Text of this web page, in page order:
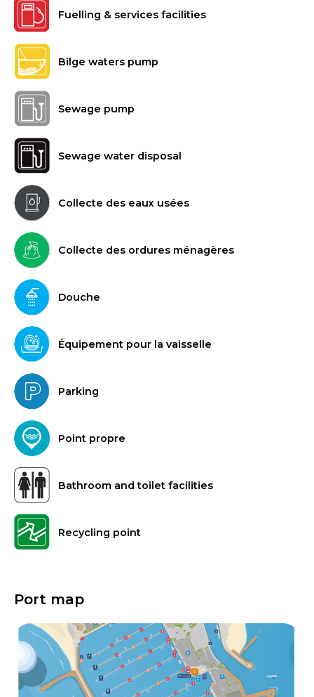
Fuelling & services facilities
Bilge waters pump
Sewage pump
Sewage water disposal
Collecte des eaux usées
Collecte des ordures ménagères
Douche
Équipement pour la vaisselle
Parking
Point propre
Bathroom and toilet facilities
Recycling point
Port map